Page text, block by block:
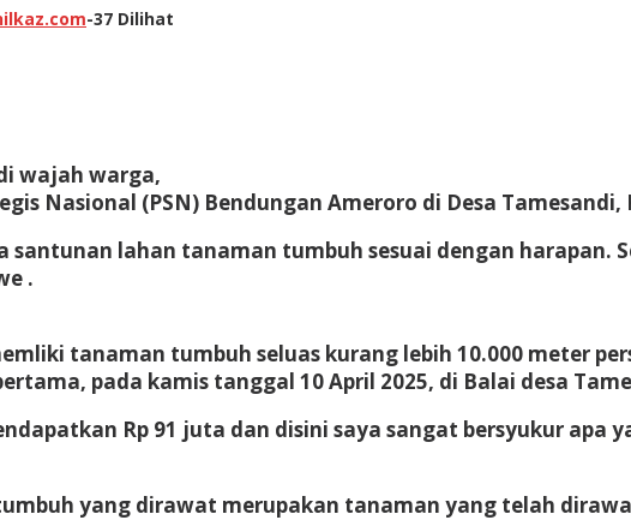
-37 Dilihat
wajah warga,
Nasional (PSN) Bendungan Ameroro di Desa
santunan lahan tanaman tumbuh sesuai dengan harapan.
.
tanaman tumbuh seluas kurang lebih 10.000 meter
pada kamis tanggal 10 April 2025, di Balai desa
Rp 91 juta dan disini saya sangat bersyukur apa
yang dirawat merupakan tanaman yang telah